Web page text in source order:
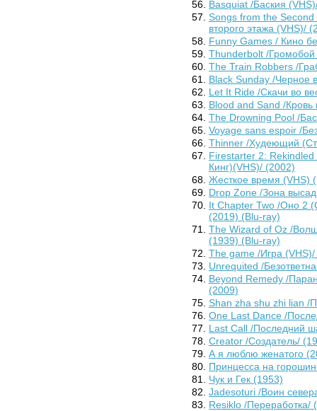
Basquiat /Баския
Songs from the
второго этажа (VHS)/
Funny Games / Кино
Thunderbolt /
The Train Robbers /
Black Sunday /Черное
Let It Ride /Скачи во
Blood and Sand /
The Drowning Pool /
Voyage sans espoir /
Thinner /Худеющий
Firestarter 2:
Кинг)(VHS)/ (2002)
Жесткое время (VHS)
Drop Zone /Зона
It Chapter Two /Оно 2
(2019) (Blu-ray)
The Wizard of Oz /
(1939) (Blu-ray)
The game /Игра
Unrequited /
Beyond Remedy /
(2009)
Shan zha shu zhi lian /
One Last Dance /
Last Call /Последний
Creator /Создатель/
А я люблю женатого
Принцесса на
Чук и Гек (1953)
Jadesoturi /Воин
Resiklo /Переработка/